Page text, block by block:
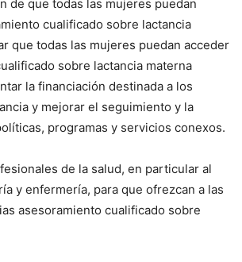
de que todas las mujeres puedan
cualificado sobre lactancia
que todas las mujeres puedan acceder
sobre lactancia materna
la financiación destinada a los
y mejorar el seguimiento y la
programas y servicios conexos.
de la salud, en particular al
y enfermería, para que ofrezcan a las
asesoramiento cualificado sobre